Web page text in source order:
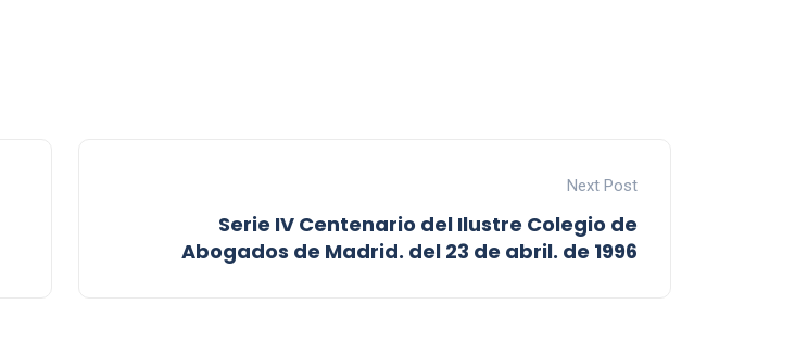
Next Post
Serie IV Centenario del Ilustre Colegio de
Abogados de Madrid. del 23 de abril. de 1996